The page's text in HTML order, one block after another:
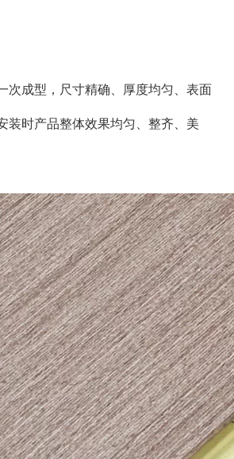
次成型，尺寸精确、厚度均匀、表面
装时产品整体效果均匀、整齐、美